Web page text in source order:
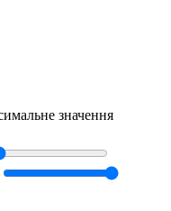
значення